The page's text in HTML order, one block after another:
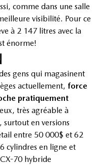
comme dans une salle
visibilité. Pour ce
à 2 147 litres avec la
énorme!
gens qui magasinent
actuellement, force
pratiquement
très agréable à
surtout en versions
entre 50 000$ et 62
cylindres en ligne et
70 hybride